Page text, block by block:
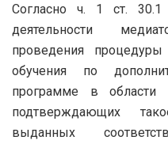
Согласно ч. 1 ст.
деятельности
проведения
обучения по
программе в
подтверждающих
выданных